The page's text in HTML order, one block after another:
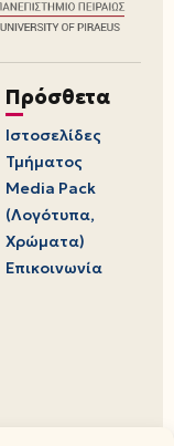
Πρόσθετα
Ιστοσελίδες
Τμήματος
Media Pack
(Λογότυπα,
Χρώματα)
Επικοινωνία